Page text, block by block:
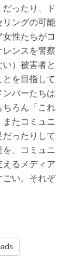
ったり、ド
リングの可能
性たちがコ
レンスを警察
）被害者と
を目指して
バーたちは
ちろん「これ
たコミュニ
ったりして
、コミュニ
るメディア
ごい。それぞ